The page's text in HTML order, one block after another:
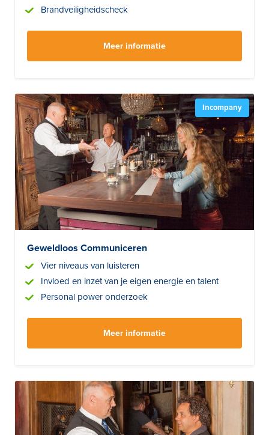
Brandveiligheidscheck
Meer informatie
Geweldloos Communiceren
Vier niveaus van luisteren
Invloed en inzet van je eigen energie en talent
Personal power onderzoek
Incompany
Meer informatie